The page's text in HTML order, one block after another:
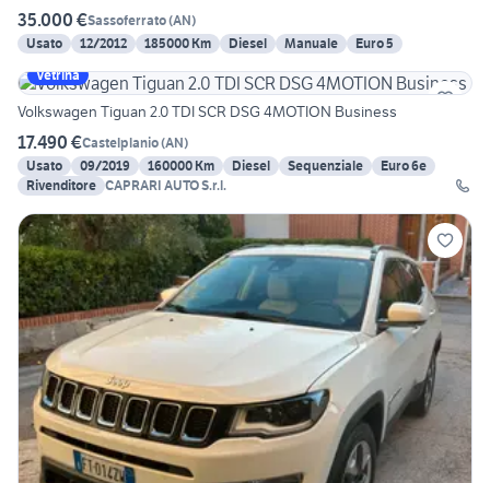
35.000 €Sassoferrato(AN)
Usato
12/2012 185000 Km Diesel Manuale
Euro 5
Vetrina
Volkswagen Tiguan 2.0 TDI SCR DSG 4MOTION Business
17.490 €Castelplanio(AN)
Usato
09/2019 160000 Km Diesel Sequenziale
Euro 6e
Rivenditore CAPRARI AUTO S.r.l.